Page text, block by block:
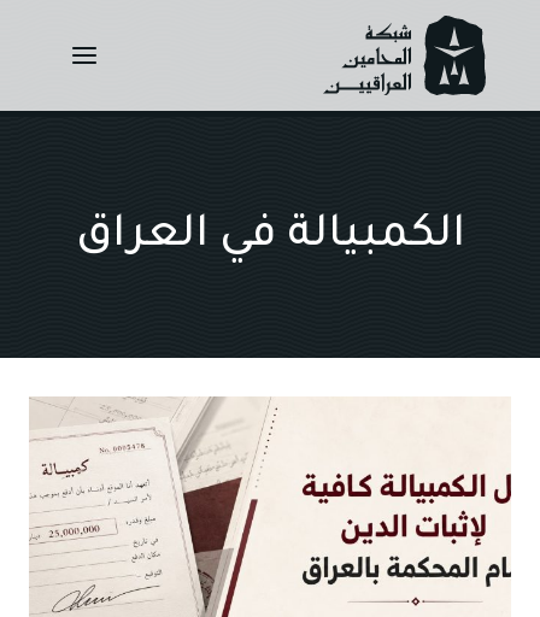
content
الكمبيالة في العراق